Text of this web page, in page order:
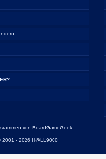
von BoardGameGeek
2001 - 2026 H@LL9000